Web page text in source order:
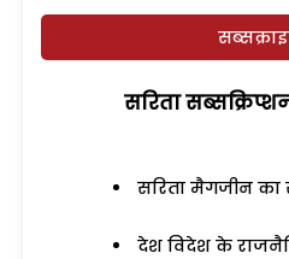
सरिता
सरिता मैगजीन का
देश विदेश के